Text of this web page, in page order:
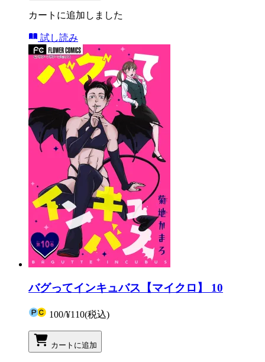
カートに追加しました
試し読み
バグってインキュバス【マイクロ】 10
100/¥110(税込)
カートに追加